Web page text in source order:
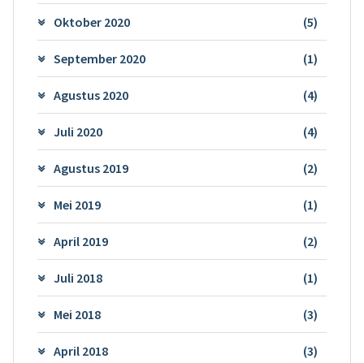
Oktober 2020 (5)
September 2020 (1)
Agustus 2020 (4)
Juli 2020 (4)
Agustus 2019 (2)
Mei 2019 (1)
April 2019 (2)
Juli 2018 (1)
Mei 2018 (3)
April 2018 (3)